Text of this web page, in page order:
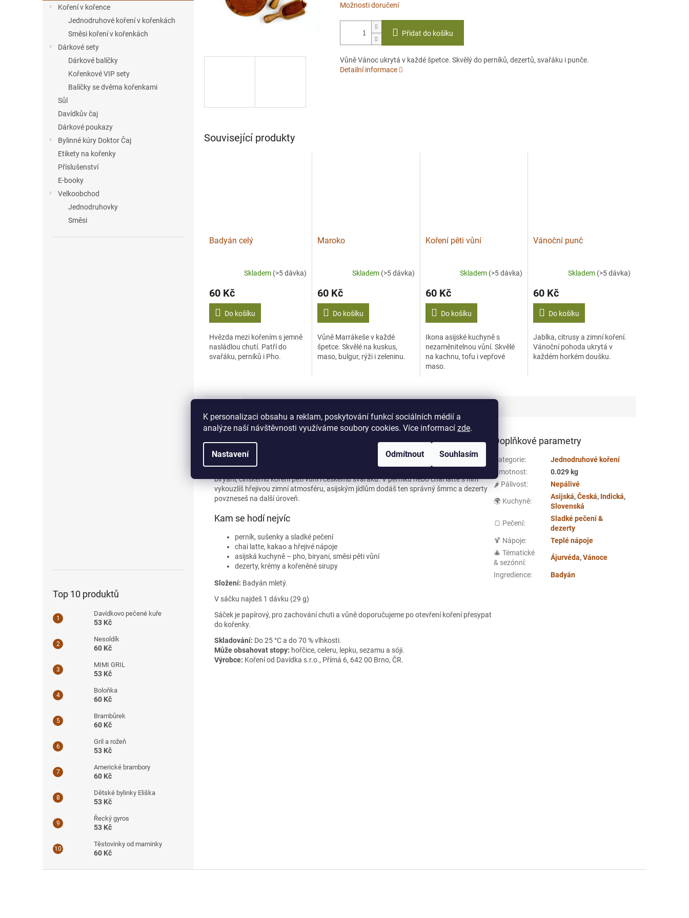
K personalizaci obsahu a reklam, poskytování funkcí sociálních médií a
analýze naší návštěvnosti využíváme soubory cookies. Více informací zde.
Nastavení Odmítnout Souhlasím
Koření v kořence
Jednodruhové koření v kořenkách
Směsi koření v kořenkách
Dárkové sety
Dárkové balíčky
Kořenkové VIP sety
Balíčky se dvěma kořenkami
Sůl
Davídkův čaj
Dárkové poukazy
Bylinné kúry Doktor Čaj
Etikety na kořenky
Příslušenství
E-booky
Velkoobchod
Jednodruhovky
Směsi
Top 10 produktů
Davídkovo pečené kuře
53 Kč
Nesoldík
60 Kč
MIMI GRIL
53 Kč
Boloňka
60 Kč
Brambůrek
60 Kč
Gril a rožeň
53 Kč
Americké brambory
60 Kč
Dětské bylinky Eliška
53 Kč
Řecký gyros
53 Kč
Těstovinky od maminky
60 Kč
Možnosti doručení
Přidat do košíku
Vůně Vánoc ukrytá v každé špetce. Skvělý do perníků, dezertů, svařáku i punče.
Detailní informace
Související produkty
Badyán celý
Skladem (>5 dávka)
60 Kč
Do košíku
Hvězda mezi kořením s jemně
nasládlou chutí. Patří do
svařáku, perníků i Pho.
Maroko
Skladem (>5 dávka)
60 Kč
Do košíku
Vůně Marrákeše v každé
špetce. Skvělé na kuskus,
maso, bulgur, rýži i zeleninu.
Koření pěti vůní
Skladem (>5 dávka)
60 Kč
Do košíku
Ikona asijské kuchyně s
nezaměnitelnou vůní. Skvělé
na kachnu, tofu i vepřové
maso.
Vánoční punč
Skladem (>5 dávka)
60 Kč
Do košíku
Jablka, citrusy a zimní koření.
Vánoční pohoda ukrytá v
každém horkém doušku.
Detailní popis produktu
Badyán – hvězda mezi kořením. Jeho vůně ti připomene anýz a chuť okouzlí jemnou
nasládlostí. V Asii se používá už přes 3 000 let a dnes kraluje vietnamské Pho, indickému
biryani, čínskému koření pěti vůní i českému svařáku. V perníku nebo chai latte s ním
vykouzlíš hřejivou zimní atmosféru, asijským jídlům dodáš ten správný šmrnc a dezerty
povzneseš na další úroveň.
Kam se hodí nejvíc
perník, sušenky a sladké pečení
chai latte, kakao a hřejivé nápoje
asijská kuchyně – pho, biryani, směsi pěti vůní
dezerty, krémy a kořeněné sirupy
Složení: Badyán mletý.
V sáčku najdeš 1 dávku (29 g)
Sáček je papírový, pro zachování chuti a vůně doporučujeme po otevření koření přesypat
do kořenky.
Skladování: Do 25 °C a do 70 % vlhkosti.
Může obsahovat stopy: hořčice, celeru, lepku, sezamu a sóji.
Výrobce: Koření od Davídka s.r.o., Přímá 6, 642 00 Brno, ČR.
Doplňkové parametry
Kategorie:
Jednodruhové koření
Hmotnost:
0.029 kg
🌶️ Pálivost: Nepálivé
🌍 Kuchyně:
Asijská,Česká, Indická,
Slovenská
🍞 Pečení:
Sladké pečení &
dezerty
🍹 Nápoje:
Teplé nápoje
🎄 Tématické
& sezónní:
Ájurvéda,Vánoce
Ingredience: Badyán